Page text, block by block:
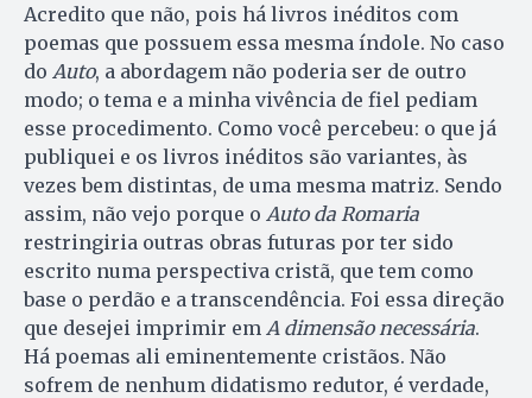
Acredito que não, pois há livros inéditos com
poemas que possuem essa mesma índole. No caso
do Auto, a abordagem não poderia ser de outro
modo; o tema e a minha vivência de fiel pediam
esse procedimento. Como você percebeu: o que já
publiquei e os livros inéditos são variantes, às
vezes bem distintas, de uma mesma matriz. Sendo
assim, não vejo porque o Auto da Romaria
restringiria outras obras futuras por ter sido
escrito numa perspectiva cristã, que tem como
base o perdão e a transcendência. Foi essa direção
que desejei imprimir em A dimensão necessária.
Há poemas ali eminentemente cristãos. Não
sofrem de nenhum didatismo redutor, é verdade,